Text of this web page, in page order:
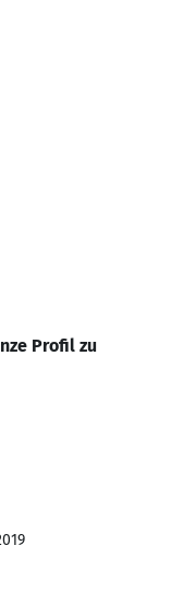
Profil zu